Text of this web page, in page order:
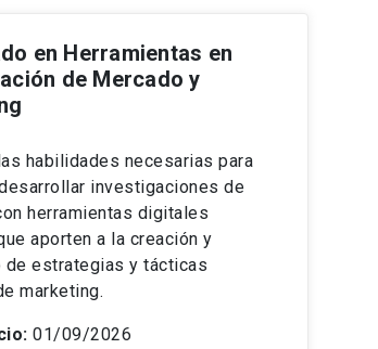
en Herramientas en
de Mercado y
habilidades necesarias para
investigaciones de
herramientas digitales
aporten a la creación y
de estrategias y tácticas
marketing.
01/09/2026